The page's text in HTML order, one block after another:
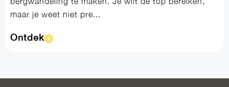
maar je weet niet pre...
Ontdek​